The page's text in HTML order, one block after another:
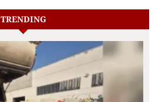
TRENDING